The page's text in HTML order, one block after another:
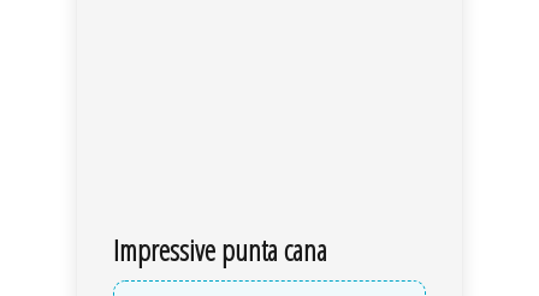
Impressive punta cana